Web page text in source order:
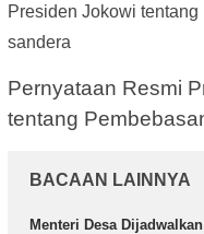
Presiden Jokowi
sandera
Pernyataan Resmi
tentang
BACAAN LAINNYA
Menteri Desa